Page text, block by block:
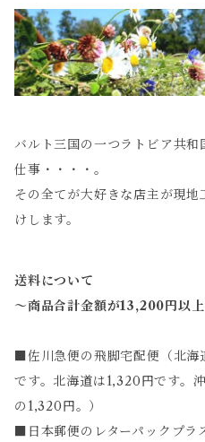
バルト三国の一つラトビア共
仕事・・・・。
その全てが大好きな店主が現
けします。
送料について
～商品合計金額が13,200円以
■佐川急便の飛脚宅配便（北海
です。北海道は1,320円です。
の1,320円。）
■日本郵便のレターパックプラ